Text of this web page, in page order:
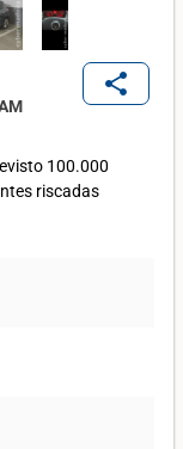
share
100.000
riscadas